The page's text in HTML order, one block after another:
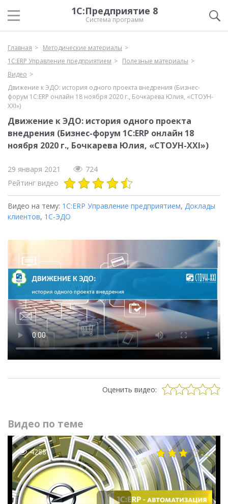
1С:Предприятие 8
Система программ
Главная
Методические материалы
1С:ERP Управление предприятием
Полезные материалы
Видео
Движение к ЭДО: история одного проекта внедрения (Бизнес-
форум 1С:ERP онлайн 18 ноября 2020 г., Бочкарева Юлия, «СТОУН-
XXI»)
Движение к ЭДО: история одного проекта
внедрения (Бизнес-форум 1С:ERP онлайн 18
ноября 2020 г., Бочкарева Юлия, «СТОУН-XXI»)
29 января 2021
724
Рейтинг видео
Видео на тему: 1С:ERP Управление предприятием, Доклады
клиентов, 1С-ЭДО
Оценить видео:
Видео по теме
4288